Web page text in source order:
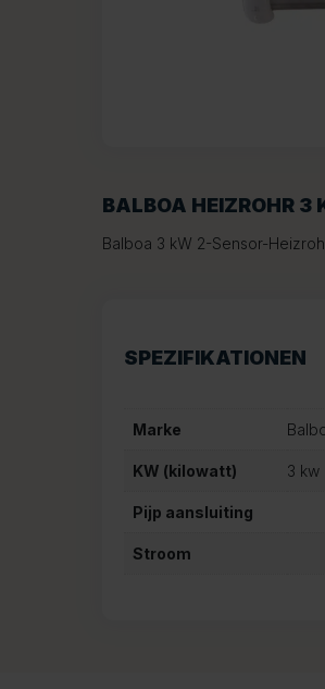
BALBOA HEIZROHR 3
Balboa 3 kW 2-Sensor-
SPEZIFIKATIONEN
Marke
KW (kilowatt) 3 kw
Pijp aansluiting
Stroom